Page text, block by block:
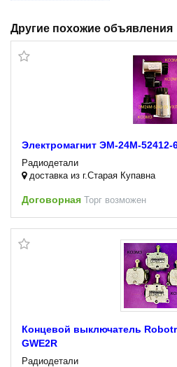
Другие похожие объявления
Электромагнит ЭМ-24М-52412-
Радиодетали
доставка из г.Старая Купавна
Договорная Торг возможен
Концевой выключатель
GWE2R
Радиодетали